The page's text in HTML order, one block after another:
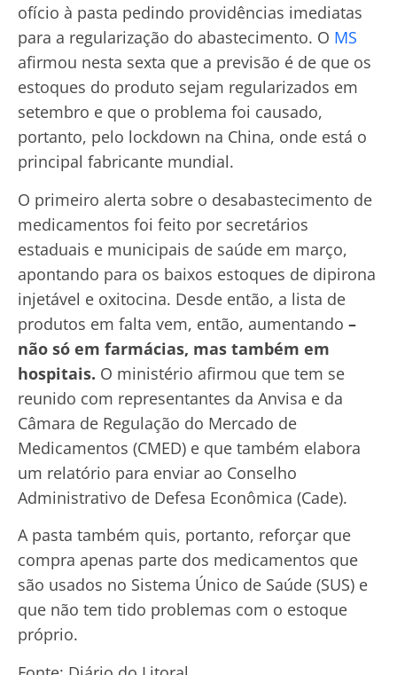
ofício à pasta pedindo providências imediatas
para a regularização do abastecimento. O MS
afirmou nesta sexta que a previsão é de que os
estoques do produto sejam regularizados em
setembro e que o problema foi causado,
portanto, pelo lockdown na China, onde está o
principal fabricante mundial.
O primeiro alerta sobre o desabastecimento de
medicamentos foi feito por secretários
estaduais e municipais de saúde em março,
apontando para os baixos estoques de dipirona
injetável e oxitocina. Desde então, a lista de
produtos em falta vem, então, aumentando –
não só em farmácias, mas também em
hospitais. O ministério afirmou que tem se
reunido com representantes da Anvisa e da
Câmara de Regulação do Mercado de
Medicamentos (CMED) e que também elabora
um relatório para enviar ao Conselho
Administrativo de Defesa Econômica (Cade).
A pasta também quis, portanto, reforçar que
compra apenas parte dos medicamentos que
são usados no Sistema Único de Saúde (SUS) e
que não tem tido problemas com o estoque
próprio.